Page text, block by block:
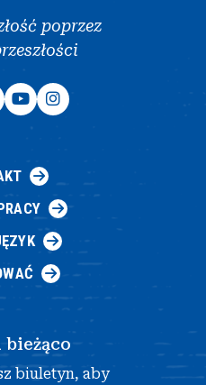
poprzez
bieżąco
biuletyn, aby